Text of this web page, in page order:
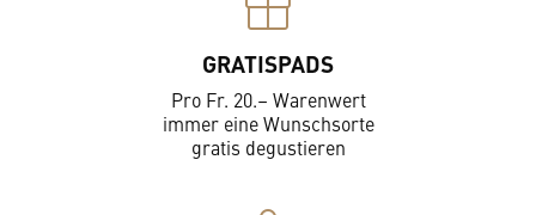
GRATISPADS
Pro Fr. 20.– Warenwert
immer eine Wunschsorte
gratis degustieren